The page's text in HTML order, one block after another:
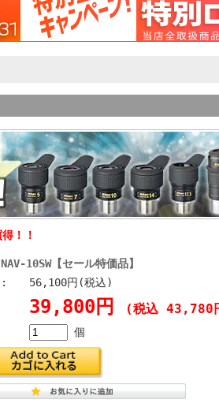
！！
10SW【セール特価品】
56,100円(税込)
39,800円 (税込 43,780
個